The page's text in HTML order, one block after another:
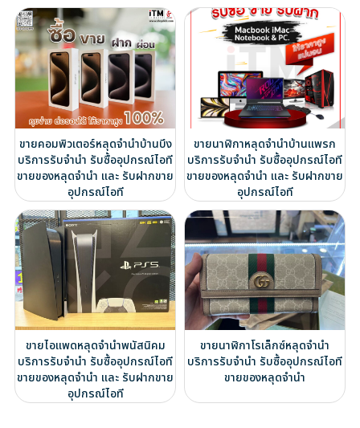
ขายคอมพิวเตอร์หลุดจำนำบ้านบึง
บริการรับจำนำ รับซื้ออุปกรณ์ไอที
ขายของหลุดจำนำ และ รับฝากขาย
อุปกรณ์ไอที
ขายนาฬิกาหลุดจำนำบ้านแพรก
บริการรับจำนำ รับซื้ออุปกรณ์ไอที
ขายของหลุดจำนำ และ รับฝากขาย
อุปกรณ์ไอที
ขายไอแพดหลุดจำนำพนัสนิคม
บริการรับจำนำ รับซื้ออุปกรณ์ไอที
ขายของหลุดจำนำ และ รับฝากขาย
อุปกรณ์ไอที
ขายนาฬิกาโรเล็กซ์หลุดจำนำ
บริการรับจำนำ รับซื้ออุปกรณ์ไอที
ขายของหลุดจำนำ